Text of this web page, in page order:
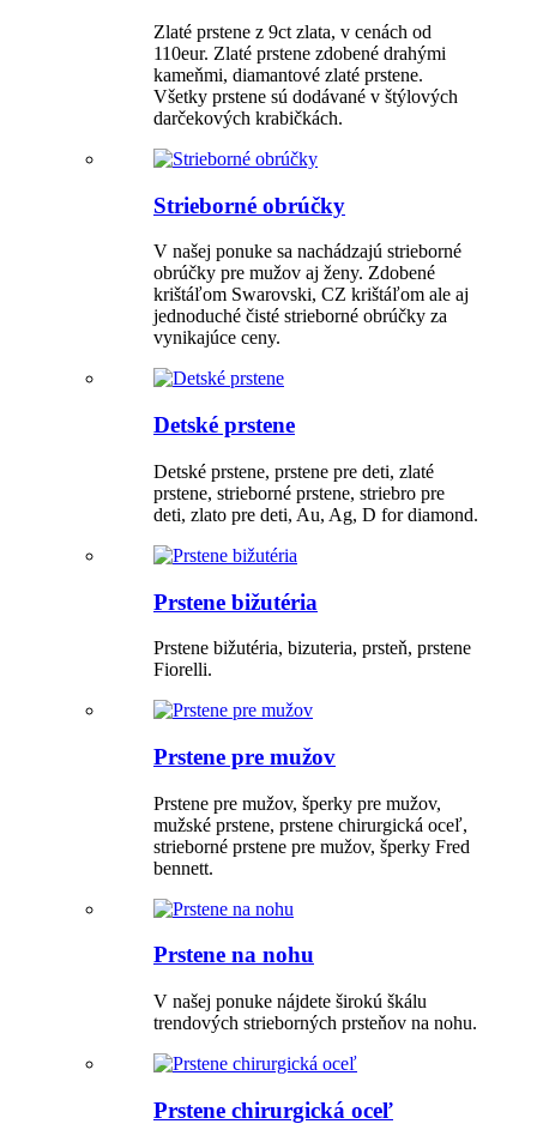
Zlaté prstene z 9ct zlata, v cenách od
110eur. Zlaté prstene zdobené drahými
kameňmi, diamantové zlaté prstene.
Všetky prstene sú dodávané v štýlových
darčekových krabičkách.
Strieborné obrúčky
V našej ponuke sa nachádzajú strieborné
obrúčky pre mužov aj ženy. Zdobené
krištáľom Swarovski, CZ krištáľom ale aj
jednoduché čisté strieborné obrúčky za
vynikajúce ceny.
Detské prstene
Detské prstene, prstene pre deti, zlaté
prstene, strieborné prstene, striebro pre
deti, zlato pre deti, Au, Ag, D for diamond.
Prstene bižutéria
Prstene bižutéria, bizuteria, prsteň, prstene
Fiorelli.
Prstene pre mužov
Prstene pre mužov, šperky pre mužov,
mužské prstene, prstene chirurgická oceľ,
strieborné prstene pre mužov, šperky Fred
bennett.
Prstene na nohu
V našej ponuke nájdete širokú škálu
trendových strieborných prsteňov na nohu.
Prstene chirurgická oceľ